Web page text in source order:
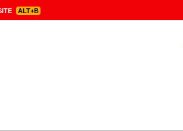
ALT+B